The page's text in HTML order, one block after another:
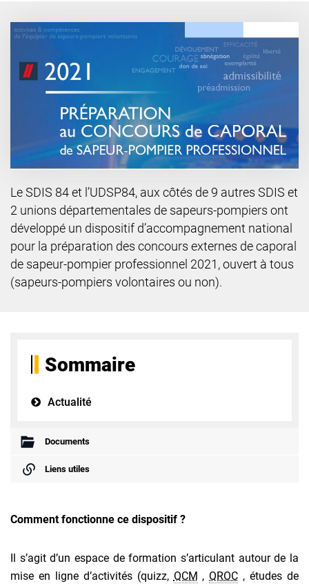
Le SDIS 84 et l’UDSP84, aux côtés de 9 autres SDIS et
2 unions départementales de sapeurs-pompiers ont
développé un dispositif d’accompagnement national
pour la préparation des concours externes de caporal
de sapeur-pompier professionnel 2021, ouvert à tous
(sapeurs-pompiers volontaires ou non).
Sommaire
Actualité
Documents
Liens utiles
Comment fonctionne ce dispositif ?
Il s’agit d’un espace de formation s’articulant autour de la
mise en ligne d’activités (quizz, QCM ,QROC , études de